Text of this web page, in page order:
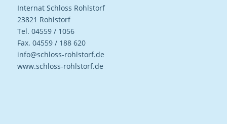
Internat Schloss Rohlstorf
23821 Rohlstorf
Tel. 04559 / 1056
Fax. 04559 / 188 620
info@schloss-rohlstorf.de
www.schloss-rohlstorf.de